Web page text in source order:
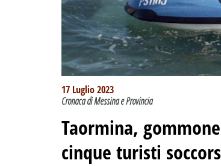
17 Luglio 2023
Cronaca di Messina e Provincia
Taormina,
cinque turisti